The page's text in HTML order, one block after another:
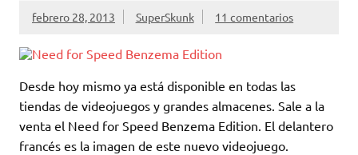
febrero 28, 2013 SuperSkunk 11 comentarios
Desde hoy mismo ya está disponible en todas las
tiendas de videojuegos y grandes almacenes. Sale a la
venta el Need for Speed Benzema Edition. El delantero
francés es la imagen de este nuevo videojuego.